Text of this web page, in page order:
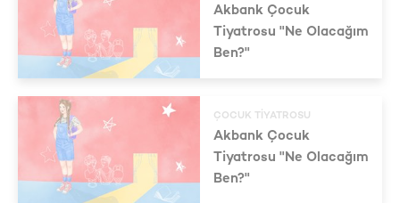
Akbank Çocuk
Tiyatrosu "Ne Olacağım
Ben?"
ÇOCUK TIYATROSU
Akbank Çocuk
Tiyatrosu "Ne Olacağım
Ben?"